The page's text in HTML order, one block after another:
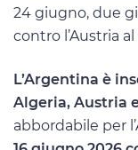
24 giugno, due
contro l’Austria
L’Argentina è
Algeria, Austria
abbordabile per